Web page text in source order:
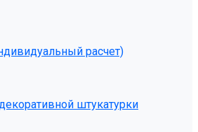
расчет)
штукатурки